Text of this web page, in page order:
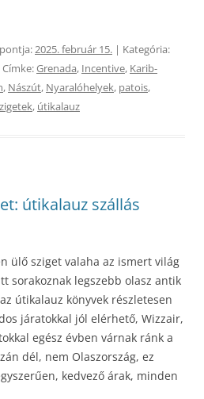
2025. február 15. | Kategória:
Címke:Grenada, Incentive, Karib-
, Nászút, Nyaralóhelyek, patois,
, útikalauz
útikalauz szállás
ülő sziget valaha az ismert világ
sorakoznak legszebb olasz antik
útikalauz könyvek részletesen
járatokkal jól elérhető, Wizzair,
egész évben várnak ránk a
dél, nem Olaszország, ez
kedvező árak, minden